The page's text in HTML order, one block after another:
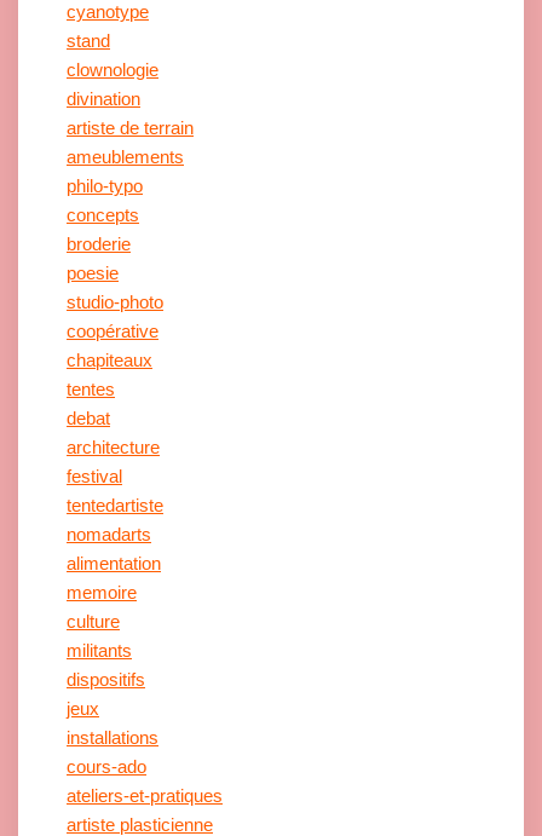
cyanotype
stand
clownologie
divination
artiste de terrain
ameublements
philo-typo
concepts
broderie
poesie
studio-photo
coopérative
chapiteaux
tentes
debat
architecture
festival
tentedartiste
nomadarts
alimentation
memoire
culture
militants
dispositifs
jeux
installations
cours-ado
ateliers-et-pratiques
artiste plasticienne